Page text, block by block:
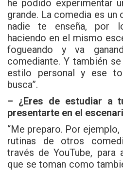
he podido experimentar
grande. La comedia es un
nadie te enseña, por
haciendo en el mismo
fogueando y va
comediante. Y también
estilo personal y ese
busca”.
– ¿Eres de estudiar a
presentarte en el
“Me preparo. Por
rutinas de otros
través de YouTube, para
que se toman como